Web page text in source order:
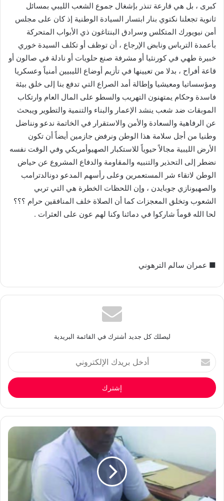
كبرى ، بل هي قارعة تنذر بإشغال جموع الشعب الليبي بمسائل
ثانوية تجعلنا نكتوي بنار ابتسار السيادة الوطنية إذ كان على مجلس
أمن نيويورك المتكلس وسرادق البنتاغون ذي الأبواب المتحركة
بأعمدة الترباس ونابض الإرجاع ، أن توظف أو تكلف السيدة خوري
خبيرة طهي في كورنثيا أو مشرفة صنع حلويات أو نادلة في صالون أو
قاعة أفراح ، بدلا من تعيينها في تأزيم أوضاع الليبيين أمنياً وعسكريا
ومؤسساتيا ومعيشيا وإطالة أمد الصراع التي تدفع بنا إلى خلق بيئة
فاسدة وحكام يمتهنون التهريب والسطو على المال العام وارتكاب
الموبقات ضد شعب ينشد الإعمار والبناء والتنمية والتطوير ويبحث
عن الرفاهية والسعادة والأمن والاستقرار في الخاتمة ندعو ونناضل
وطنيا من أجل سلامة هذا الوطن ونرفض جازمين أيضاً أن تكون
الأرض الليبية مجالاً حيوياً للاستكبار الصهيوأمريكي وفي الوقت نفسه
نضطر إلى التحذير والتنبيه والمقاومة والدفاع المشروع عن حياض
الوطن لاتقاء شر المستعمرين وعلى رأسهم المدعو دونالدترامب
والصهيونازي جوبايدن ، وإن اللحظات الخطرة هي التي تربي
الشعوب وتخلق المعجزات كما أن الصلاة خلف المنافقين حرام ؟؟؟
لحا الله قوماً شاركوا في دمائنا وكنا لهم عون على العثرات .
■ عمران سالم الترهوني
ليصلك كل جديد أشترك في القائمة البريدية
أدخل
بريدك
الإلكتروني